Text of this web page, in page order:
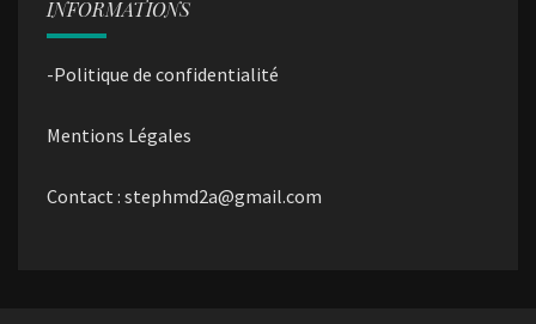
INFORMATIONS
-Politique de confidentialité
Mentions Légales
Contact : stephmd2a@gmail.com